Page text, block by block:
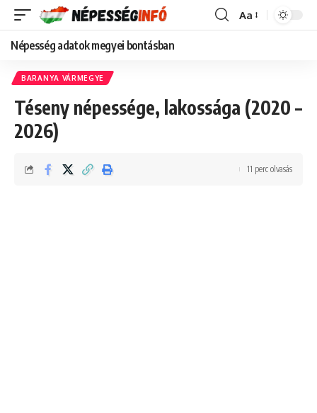
Font
Aa
Népesség adatok megyei bontásban
BARANYA VÁRMEGYE
Téseny népessége, lakossága (2020 –
2026)
11 perc olvasás